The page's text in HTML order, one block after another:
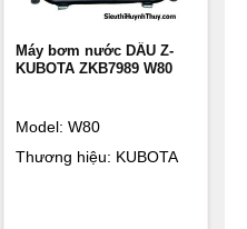
Tomikama 3kw, 5kw, 7w,
Máy bơm nước DẦU Z-
KUBOTA ZKB7989 W80
Model: W80
Thương hiệu: KUBOTA